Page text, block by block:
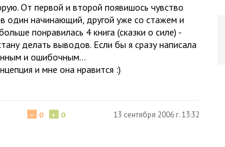
От первой и второй появишось чувство
один начинающий, другой уже со стажем и
понравилась 4 книга (сказки о силе) -
делать выводов. Если бы я сразу написала
и ошибочным...
и мне она нравится :)
+ 0
− 0 13 сентября 2006 г. 13:32